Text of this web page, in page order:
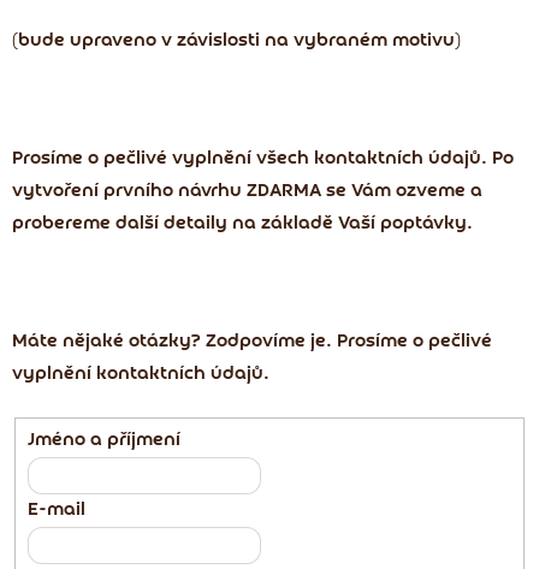
(bude upraveno v závislosti na vybraném motivu)
Prosíme o pečlivé vyplnění všech kontaktních údajů. Po
vytvoření prvního návrhu ZDARMA se Vám ozveme a
probereme další detaily na základě Vaší poptávky.
Máte nějaké otázky? Zodpovíme je. Prosíme o pečlivé
vyplnění kontaktních údajů.
Jméno a příjmení
E-mail